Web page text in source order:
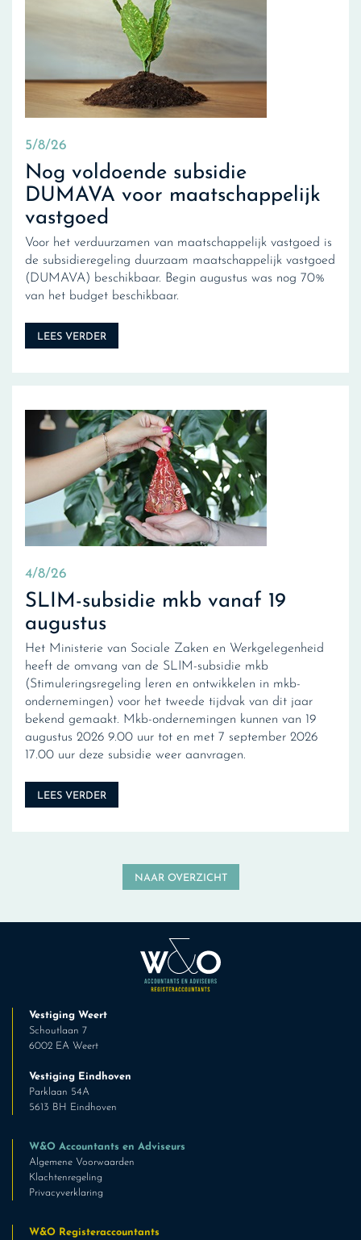
5/8/26
Nog voldoende subsidie
DUMAVA voor maatschappelijk
vastgoed
Voor het verduurzamen van maatschappelijk vastgoed is
de subsidieregeling duurzaam maatschappelijk vastgoed
(DUMAVA) beschikbaar. Begin augustus was nog 70%
van het budget beschikbaar.
LEES VERDER
4/8/26
SLIM-subsidie mkb vanaf 19
augustus
Het Ministerie van Sociale Zaken en Werkgelegenheid
heeft de omvang van de SLIM-subsidie mkb
(Stimuleringsregeling leren en ontwikkelen in mkb-
ondernemingen) voor het tweede tijdvak van dit jaar
bekend gemaakt. Mkb-ondernemingen kunnen van 19
augustus 2026 9.00 uur tot en met 7 september 2026
17.00 uur deze subsidie weer aanvragen.
LEES VERDER
NAAR OVERZICHT
Vestiging Weert
Schoutlaan 7
6002 EA Weert
Vestiging Eindhoven
Parklaan 54A
5613 BH Eindhoven
W&O Accountants en Adviseurs
Algemene Voorwaarden
Klachtenregeling
Privacyverklaring
W&O Registeraccountants